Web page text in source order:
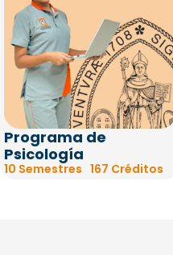
Programa de
Psicología
10 Semestres 167 Créditos